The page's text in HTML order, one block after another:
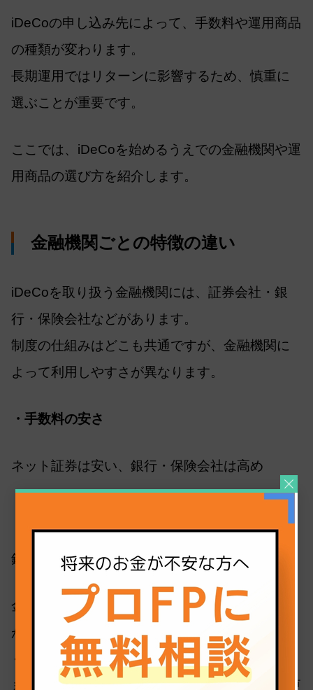
iDeCoの申し込み先によって、手数料や運用商品
の種類が変わります。
長期運用ではリターンに影響するため、慎重に
選ぶことが重要です。
ここでは、iDeCoを始めるうえでの金融機関や運
用商品の選び方を紹介します。
金融機関ごとの特徴の違い
iDeCoを取り扱う金融機関には、証券会社・銀
行・保険会社などがあります。
制度の仕組みはどこも共通ですが、金融機関に
よって利用しやすさが異なります。
・手数料の安さ
ネット証券は安い、銀行・保険会社は高め
銀行・保険会社は窓口対応あり
金融機関によって運用商品の種類は異なる場合
があるため、申し込み前に選択肢を確認してお
くことが大切です。
また、iDeCoは一度申し込むと、金融機関の変更